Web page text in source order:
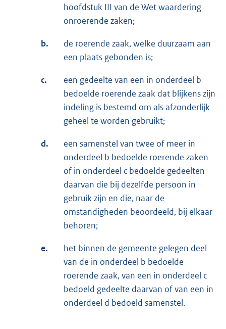
hoofdstuk III van de Wet waardering
onroerende zaken;
b.
de roerende zaak, welke duurzaam aan
een plaats gebonden is;
c.
een gedeelte van een in onderdeel b
bedoelde roerende zaak dat blijkens zijn
indeling is bestemd om als afzonderlijk
geheel te worden gebruikt;
d.
een samenstel van twee of meer in
onderdeel b bedoelde roerende zaken
of in onderdeel c bedoelde gedeelten
daarvan die bij dezelfde persoon in
gebruik zijn en die, naar de
omstandigheden beoordeeld, bij elkaar
behoren;
e.
het binnen de gemeente gelegen deel
van de in onderdeel b bedoelde
roerende zaak, van een in onderdeel c
bedoeld gedeelte daarvan of van een in
onderdeel d bedoeld samenstel.